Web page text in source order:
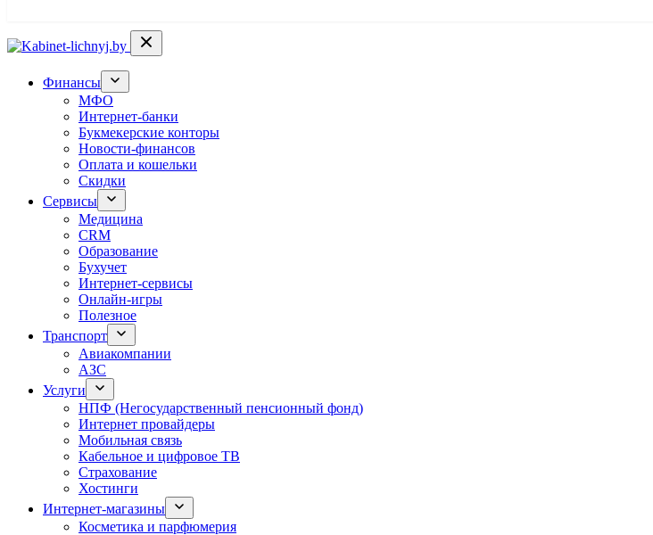
Финансы
МФО
Интернет-банки
Букмекерские конторы
Новости-финансов
Оплата и кошельки
Скидки
Сервисы
Медицина
CRM
Образование
Бухучет
Интернет-сервисы
Онлайн-игры
Полезное
Транспорт
Авиакомпании
АЗС
Услуги
НПФ (Негосударственный пенсионный фонд)
Интернет провайдеры
Мобильная связь
Кабельное и цифровое ТВ
Страхование
Хостинги
Интернет-магазины
Косметика и парфюмерия